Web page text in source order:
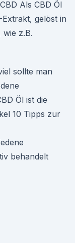
Als CBD Öl
gelöst in
z.B.
sollte man
Öl ist die
10 Tipps zur
behandelt